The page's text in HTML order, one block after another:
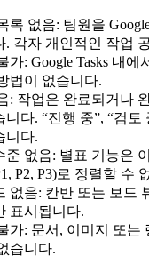
록 없음: 팀원을
. 각자 개인적인 작업
가: Google Tasks 내
법이 없습니다.
: 작업은 완료되거나
다. “진행 중”, “검토
니다.
준 없음: 별표 기능은
P2, P3)로 정렬할 수
없음: 칸반 또는 보드
표시됩니다.
가: 문서, 이미지 또는
습니다.